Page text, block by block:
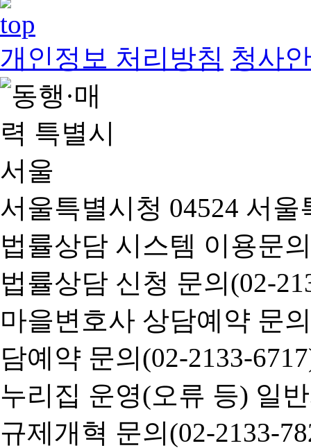
개인정보 처리방침 청사
서울특별시청 04524 서
법률상담 시스템 이용문
법률상담 신청 문의(02-
마을변호사 상담예약 문
담예약 문의(02-2133-
누리집 운영(오류 등) 일
규제개혁 문의(02-2133-